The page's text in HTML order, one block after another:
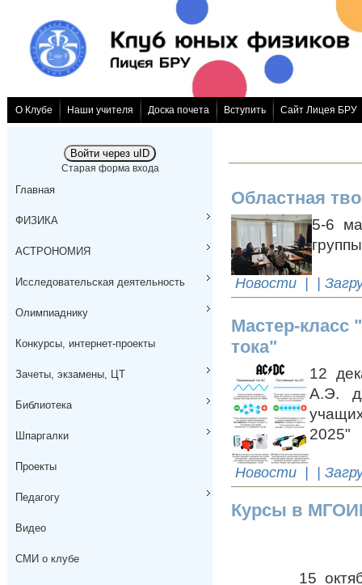
О Клубе Наши учителя Доска почета Вступить Сайт Лицея БРУ
Войти через uID
Старая форма входа
Главная
ФИЗИКА
АСТРОНОМИЯ
Исследовательская деятельность
Олимпиаднику
Конкурсы, интернет-проекты
Зачеты, экзамены, ЦТ
Библиотека
Шпаргалки
Проекты
Педагогу
Видео
СМИ о клубе
Областная
5-6
Новости | |
Мастер-класс
тока"
12
А.Э.
2025"
Новости | |
Курсы в
15 октября